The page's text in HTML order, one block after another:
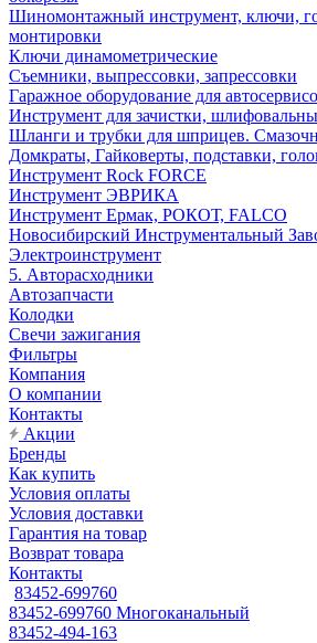
Шиномонтажный инструмент, ключи,
монтировки
Ключи динамометрические
Съемники, выпрессовки, запрессовки
Гаражное оборудование для
Инструмент для зачистки,
Шланги и трубки для шприцев.
Домкраты, Гайковерты, подставки,
Инструмент Rock FORCE
Инструмент ЭВРИКА
Инструмент Ермак, РОКОТ, FALCO
Новосибирский Инструментальный
Электроинструмент
5. Авторасходники
Автозапчасти
Колодки
Свечи зажигания
Фильтры
Компания
О компании
Контакты
Акции
Бренды
Как купить
Условия оплаты
Условия доставки
Гарантия на товар
Возврат товара
Контакты
83452-699760
83452-699760 Многоканальный
83452-494-163